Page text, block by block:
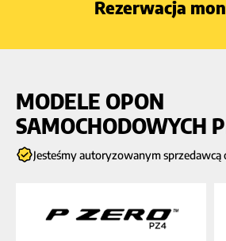
Rezerwacja
MODELE OPON
SAMOCHODOWYCH
Jesteśmy autoryzowanym sprzedawcą